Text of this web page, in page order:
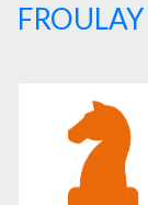
FROULAY